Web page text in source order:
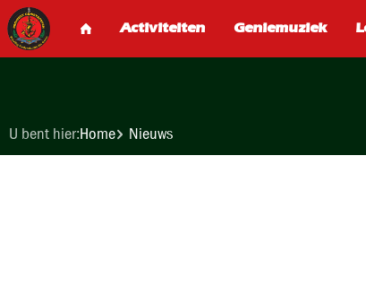
U bent hier:Home Nieuws